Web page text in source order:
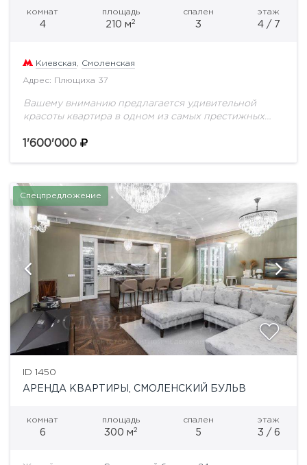
комнат
4
площадь
210 м2
спален
3
этаж
4 / 7
Киевская Смоленская
Адрес: Плющиха 37
Вашему вниманию предлагается удивительной
красоты квартира в одном из самых престижных
к деталям, мировые бренды мебели, ведущие
1'600'000
Спецпредложение
ID 1450
АРЕНДА КВАРТИРЫ, СМОЛЕНСКИЙ БУЛЬВ
комнат
6
площадь
300 м2
спален
5
этаж
3 / 6